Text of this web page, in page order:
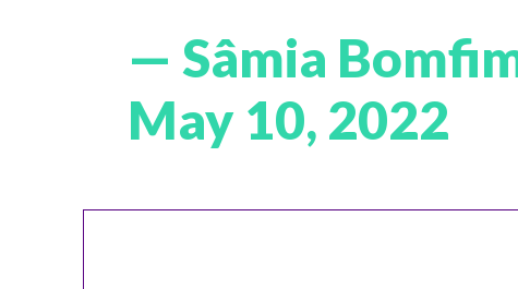
— Sâmia
May 10, 2022